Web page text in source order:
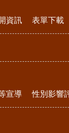
資訊 表單下載
宣導 性別影響